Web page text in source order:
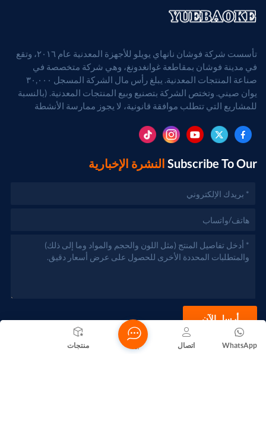
تأسست شركة فوشان نانهاي يويلو للأجهزة المعدنية عام ٢٠١٦، وتقع
في مدينة فوشان بمقاطعة غوانغدونغ، وهي شركة متخصصة في
صناعة المنتجات المعدنية. يبلغ رأس مال الشركة المسجل ٣٠,٠٠٠
يوان صيني. وتختص الشركة بتصنيع وبيع المنتجات المعدنية. (بالنسبة
للمشاريع التي تتطلب موافقة قانونية، لا يجوز ممارسة الأنشطة
Subscribe To Our النشرة الإخبارية
أرسل الآن
منتجات WhatsApp اتصال